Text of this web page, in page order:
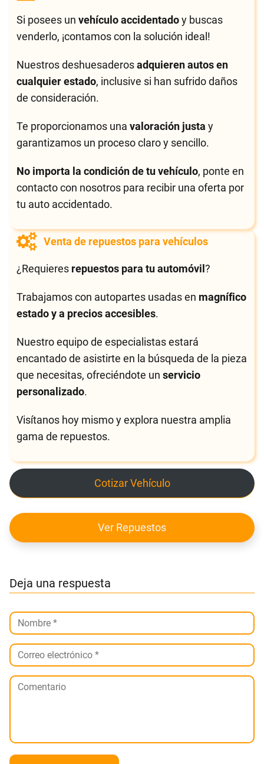
Si posees unvehículo accidentadoy buscas
venderlo, ¡contamos con la solución ideal!
Nuestros deshuesaderosadquieren autos en
cualquier estado, inclusive si han sufrido daños
de consideración.
Te proporcionamos unavaloración justa y
garantizamos un proceso claro y sencillo.
No importa la condición de tu vehículo, ponte en
contacto con nosotros para recibir una oferta por
tu auto accidentado.
Venta de repuestos para vehículos
¿Requieres repuestos para tu automóvil?
Trabajamos con autopartes usadas en magnífico
estado y a precios accesibles.
Nuestro equipo de especialistas estará
encantado de asistirte en la búsqueda de la pieza
que necesitas, ofreciéndote unservicio
personalizado.
Visítanos hoy mismo y explora nuestra amplia
gama de repuestos.
Cotizar Vehículo
Ver Repuestos
Deja una respuesta